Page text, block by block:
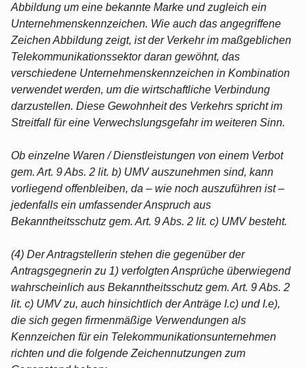
Abbildung um eine bekannte Marke und zugleich ein
Unternehmenskennzeichen. Wie auch das angegriffene
Zeichen Abbildung zeigt, ist der Verkehr im maßgeblichen
Telekommunikationssektor daran gewöhnt, das
verschiedene Unternehmenskennzeichen in Kombination
verwendet werden, um die wirtschaftliche Verbindung
darzustellen. Diese Gewohnheit des Verkehrs spricht im
Streitfall für eine Verwechslungsgefahr im weiteren Sinn.
Ob einzelne Waren / Dienstleistungen von einem Verbot
gem. Art. 9 Abs. 2 lit. b) UMV auszunehmen sind, kann
vorliegend offenbleiben, da – wie noch auszuführen ist –
jedenfalls ein umfassender Anspruch aus
Bekanntheitsschutz gem. Art. 9 Abs. 2 lit. c) UMV besteht.
(4) Der Antragstellerin stehen die gegenüber der
Antragsgegnerin zu 1) verfolgten Ansprüche überwiegend
wahrscheinlich aus Bekanntheitsschutz gem. Art. 9 Abs. 2
lit. c) UMV zu, auch hinsichtlich der Anträge I.c) und I.e),
die sich gegen firmenmäßige Verwendungen als
Kennzeichen für ein Telekommunikationsunternehmen
richten und die folgende Zeichennutzungen zum